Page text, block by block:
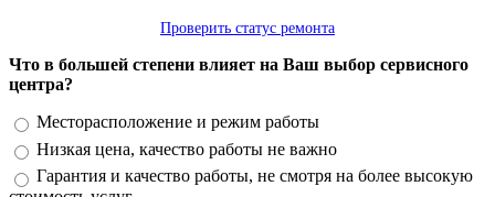
Проверить статус ремонта
Что в большей степени влияет на Ваш выбор сервисного
центра?
Варианты
Месторасположение и режим работы
Низкая цена, качество работы не важно
Гарантия и качество работы, не смотря на более высокую